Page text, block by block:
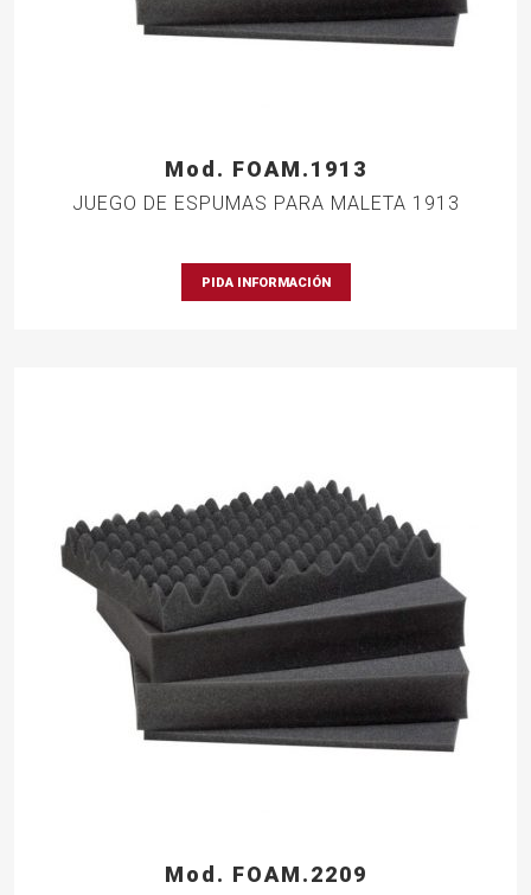
Mod. FOAM.1913
JUEGO DE ESPUMAS PARA MALETA 1913
PIDA INFORMACIÓN
Mod. FOAM.2209